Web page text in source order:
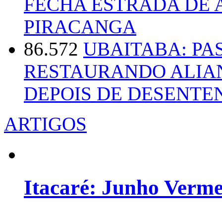
FECHA ESTRADA DE
PIRACANGA
86.572 UBAITABA:
RESTAURANDO
DEPOIS DE
ARTIGOS
Itacaré: Junho